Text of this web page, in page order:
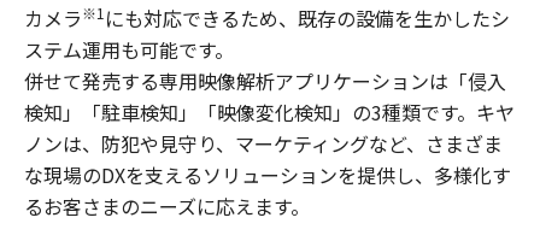
カメラ※1 にも対応できるため、既存の設備を生かしたシ
ステム運用も可能です。
併せて発売する専用映像解析アプリケーションは「侵入
検知」「駐車検知」「映像変化検知」の3種類です。キヤ
ノンは、防犯や見守り、マーケティングなど、さまざま
な現場のDXを支えるソリューションを提供し、多様化す
るお客さまのニーズに応えます。